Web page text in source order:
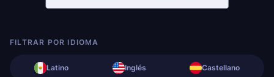
FILTRAR POR IDIOMA
Latino Inglés Castellano